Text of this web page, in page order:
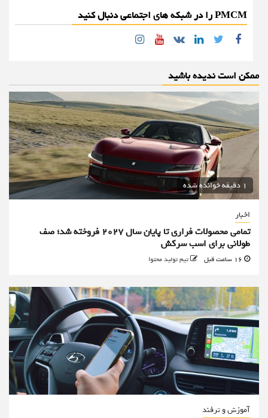
PMCM را در شبکه های اجتماعی دنبال کنید
Facebook
Twitter
Linkedin
VK
Youtube
Instagram
ممکن است ندیده باشید
1 دقیقه خوانده شده
اخبار
تمامی محصولات فراری تا پایان سال ۲۰۲۷ فروخته شد؛ صف
طولانی برای اسب سرکش
تیم تولید محتوا
آموزش و ترفند